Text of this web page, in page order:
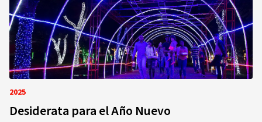
2025
Desiderata para el Año Nuevo